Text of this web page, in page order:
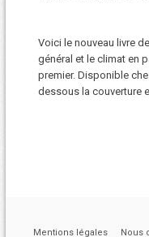
Voici le nouveau livre
général et le climat en
premier. Disponible
dessous la couverture
Mentions légales Nous